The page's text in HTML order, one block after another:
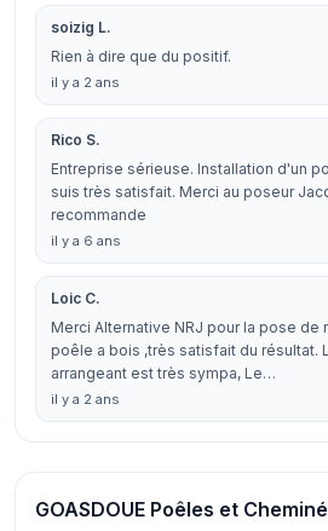
soizig L.
Rien à dire que du positif.
il y a 2 ans
Rico S.
Entreprise sérieuse. Installation d'un
suis très satisfait. Merci au poseur
recommande
il y a 6 ans
Loic C.
Merci Alternative NRJ pour la pose de
poêle a bois ,très satisfait du résultat.
arrangeant est très sympa, Le…
il y a 2 ans
GOASDOUE Poêles et